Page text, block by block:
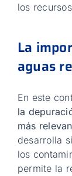
los
La
aguas
En este
la
más
desarrolla
los
permite la